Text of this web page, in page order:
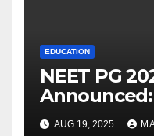
EDUCATION
NEET PG
Cut-Offs,
AUG 19, 2025